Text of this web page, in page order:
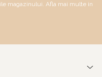
magazinului. Afla mai multe in